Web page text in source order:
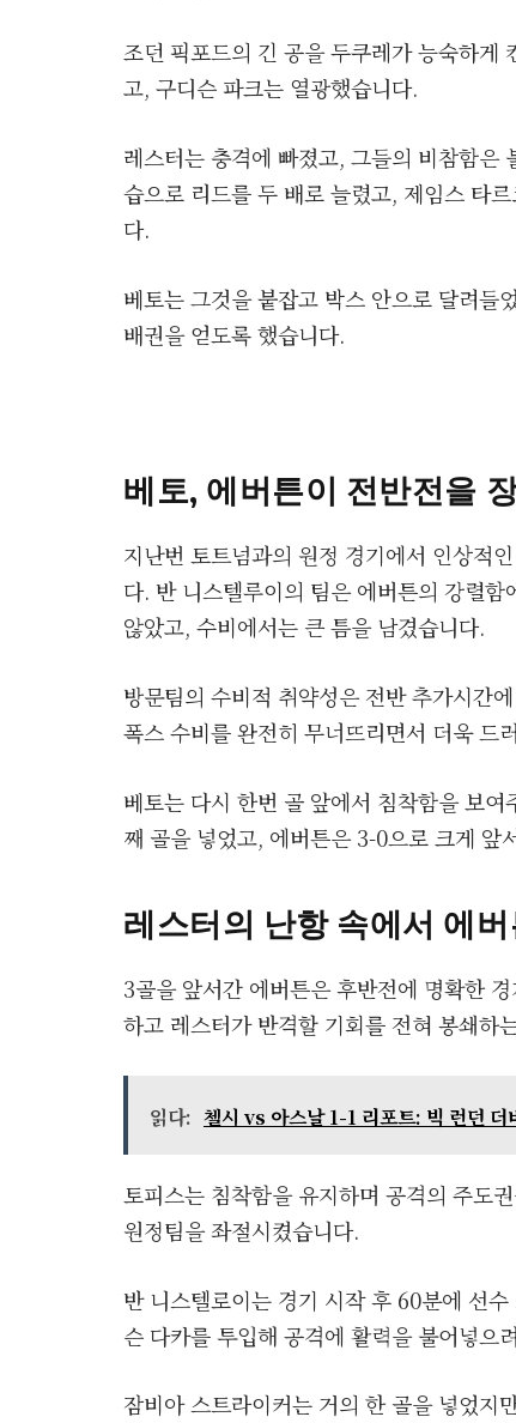
조던 픽포드의 긴 공을 두쿠레가 능숙하게
고, 구디슨 파크는 열광했습니다.
레스터는 충격에 빠졌고, 그들의 비참함은
습으로 리드를 두 배로 늘렸고, 제임스 타
다.
베토는 그것을 붙잡고 박스 안으로 달려들
배권을 얻도록 했습니다.
베토, 에버튼이 전반전을
지난번 토트넘과의 원정 경기에서 인상적
다. 반 니스텔루이의 팀은 에버튼의 강렬
않았고, 수비에서는 큰 틈을 남겼습니다.
방문팀의 수비적 취약성은 전반 추가시간
폭스 수비를 완전히 무너뜨리면서 더욱 드
베토는 다시 한번 골 앞에서 침착함을 보
째 골을 넣었고, 에버튼은 3-0으로 크게 앞
레스터의 난항 속에서 에
3골을 앞서간 에버튼은 후반전에 명확한
하고 레스터가 반격할 기회를 전혀 봉쇄하
읽다: 첼시 vs 아스날 1-1 리포트: 빅 런던 더
토피스는 침착함을 유지하며 공격의 주도
원정팀을 좌절시켰습니다.
반 니스텔로이는 경기 시작 후 60분에 선
슨 다카를 투입해 공격에 활력을 불어넣으
잠비아 스트라이커는 거의 한 골을 넣었지